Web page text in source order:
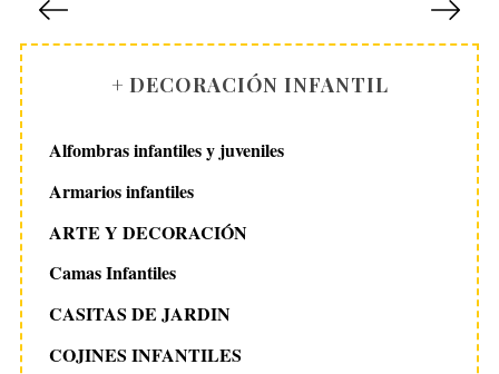
g
i
n
a
c
i
ó
n
d
e
e
+ DECORACIÓN INFANTIL
Alfombras infantiles y juveniles
Armarios infantiles
ARTE Y DECORACIÓN
Camas Infantiles
CASITAS DE JARDIN
COJINES INFANTILES